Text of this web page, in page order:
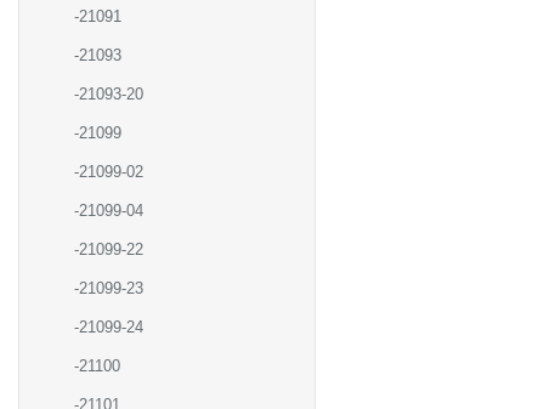
-21091
-21093
-21093-20
-21099
-21099-02
-21099-04
-21099-22
-21099-23
-21099-24
-21100
-21101